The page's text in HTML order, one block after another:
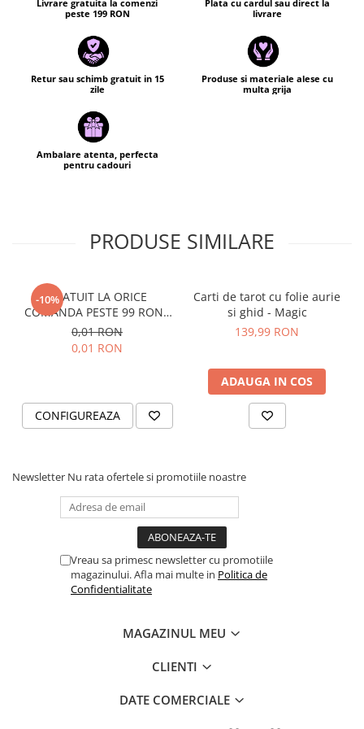
✔️ Sistem de inchidere cu clema metalica
✔️ Ambalare : saculet din organza
Livrare gratuita la comenzi
peste 199 RON
Plata cu cardul sau direct la
livrare
Retur sau schimb gratuit in 15
zile
Produse si materiale alese cu
multa grija
Ambalare atenta, perfecta
pentru cadouri
PRODUSE SIMILARE
-10%GRATUIT LA ORICE
COMANDA PESTE 99 RON -
Cutie personalizata cadou
Black and Yang
0,01 RON
0,01 RON
CONFIGUREAZA
Carti de tarot cu folie aurie
si ghid - Magic
139,99 RON
ADAUGA IN COS
Newsletter Nu rata ofertele si promotiile noastre
Vreau sa primesc newsletter cu promotiile
magazinului. Afla mai multe in Politica de
Confidentialitate
MAGAZINUL MEU
CLIENTI
DATE COMERCIALE